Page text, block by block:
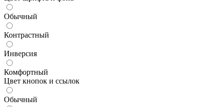
Обычный
Контрастный
Инверсия
Комфортный
Цвет кнопок и ссылок
Обычный